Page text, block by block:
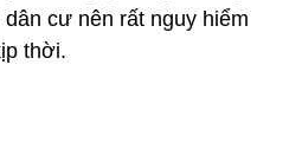
cư nên rất nguy hiểm
thời.